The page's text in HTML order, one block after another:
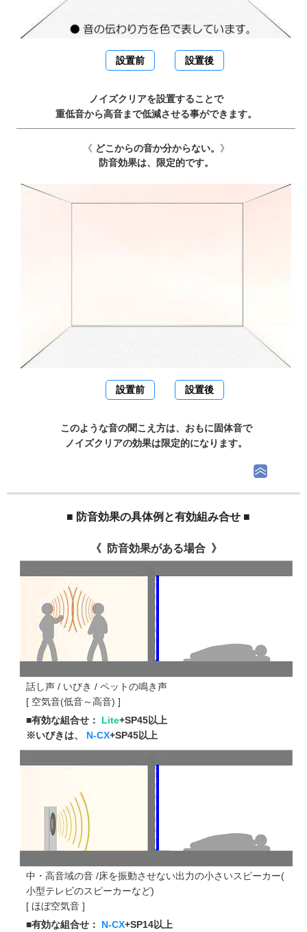
設置前 設置後
ノイズクリアを設置することで
重低音から高音まで低減させる事ができます。
《 どこからの音か分からない。 》
防音効果は、限定的です。
設置前 設置後
このような音の聞こえ方は、おもに固体音で
ノイズクリアの効果は限定的になります。
■ 防音効果の具体例と有効組み合せ ■
防音効果がある場合
話し声 / いびき / ペットの鳴き声
[ 空気音(低音～高音) ]
■有効な組合せ： Lite+SP45以上
※いびきは、 N-CX+SP45以上
中・高音域の音 /床を振動させない出力の小さいスピーカー(
小型テレビのスピーカーなど)
[ ほぼ空気音 ]
■有効な組合せ： N-CX+SP14以上